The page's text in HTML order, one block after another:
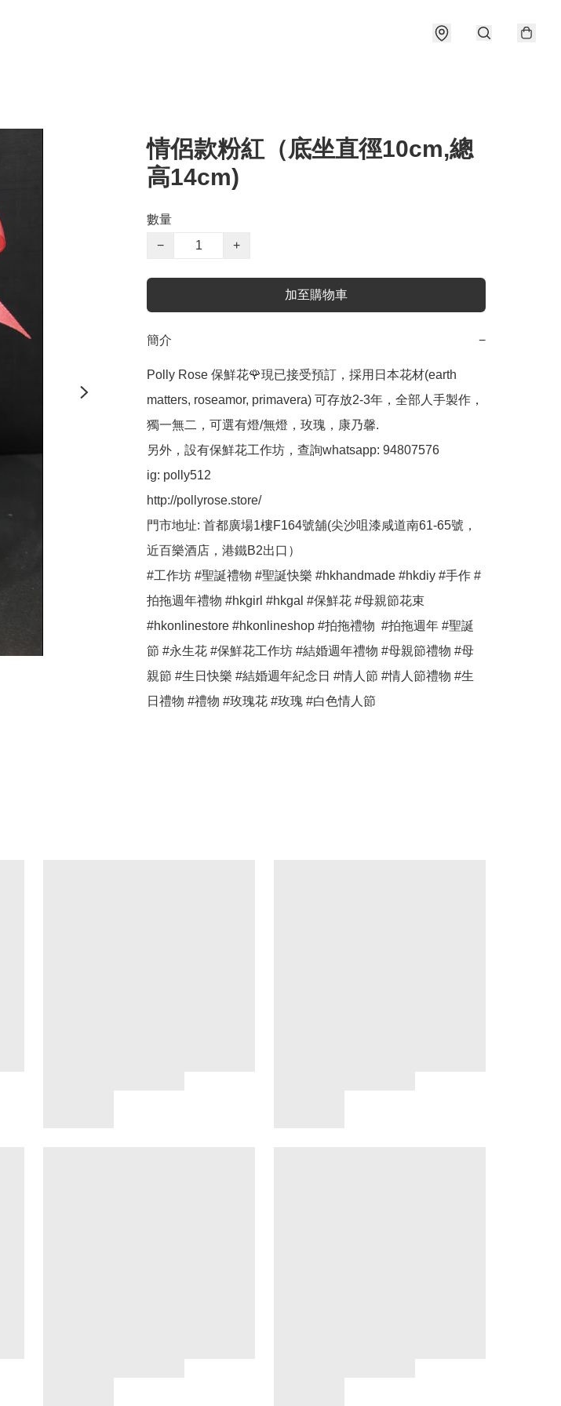
情侶款粉紅（底坐直徑10cm,總
高14cm)
數量
−
+
加至購物車
簡介 −
Polly Rose 保鮮花🌹現已接受預訂，採用日本花材(earth
matters, roseamor, primavera) 可存放2-3年，全部人手製作，
獨一無二，可選有燈/無燈，玫瑰，康乃馨.
另外，設有保鮮花工作坊，查詢whatsapp: 94807576
ig: polly512
http://pollyrose.store/
門市地址: 首都廣場1樓F164號舖(尖沙咀漆咸道南61-65號，
近百樂酒店，港鐵B2出口）
#工作坊 #聖誕禮物 #聖誕快樂 #hkhandmade #hkdiy #手作 #
拍拖週年禮物 #hkgirl #hkgal #保鮮花 #母親節花束
#hkonlinestore #hkonlineshop #拍拖禮物  #拍拖週年 #聖誕
節 #永生花 #保鮮花工作坊 #結婚週年禮物 #母親節禮物 #母
親節 #生日快樂 #結婚週年紀念日 #情人節 #情人節禮物 #生
日禮物 #禮物 #玫瑰花 #玫瑰 #白色情人節